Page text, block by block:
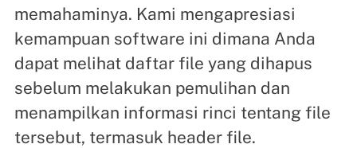
memahaminya. Kami mengapresiasi
kemampuan software ini dimana Anda
dapat melihat daftar file yang dihapus
sebelum melakukan pemulihan dan
menampilkan informasi rinci tentang file
tersebut, termasuk header file.